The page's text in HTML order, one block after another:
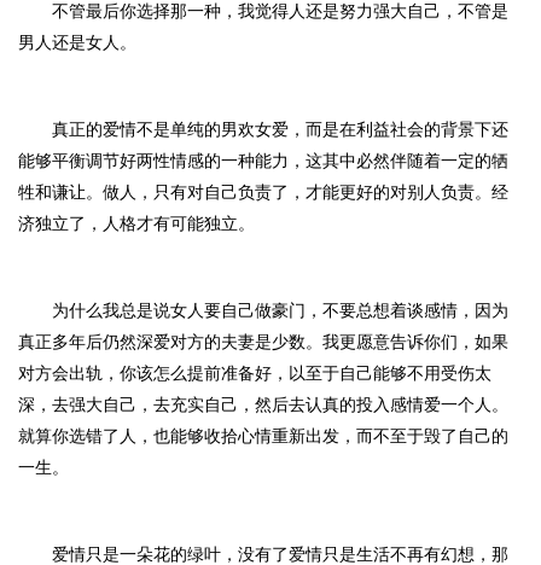
不管最后你选择那一种，我觉得人还是努力强大自己，不管是
男人还是女人。
真正的爱情不是单纯的男欢女爱，而是在利益社会的背景下还
能够平衡调节好两性情感的一种能力，这其中必然伴随着一定的牺
牲和谦让。 做人，只有对自己负责了，才能更好的对别人负责。经
济独立了，人格才有可能独立。
为什么我总是说女人要自己做豪门，不要总想着谈感情 ，因为
真正多年后仍然深爱对方的夫妻是少数。我更愿意告诉你们，如果
对方会出轨，你该怎么提前准备好，以至于自己能够不用受伤太
深 ， 去强大自己，去充实自己，然后去认真的投入感情爱一个人。
就算你选错了人，也能够收拾心情重新出发，而不至于毁了自己的
一生。
爱情只是一朵花的绿叶，没有了爱情只是生活不再有幻想，那